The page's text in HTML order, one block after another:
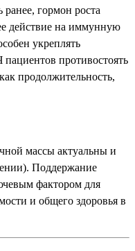
ранее, гормон роста
действие на иммунную
укреплять
противостоять
продолжительность,
массы актуальны и
Поддержание
фактором для
и общего здоровья в